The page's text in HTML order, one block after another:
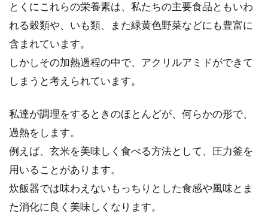
リジュベラックという言葉を聞いたことはあり
ますか？リジュベラックで体重が落ちたとか便
た美味しい炊き方を紹介
多くの方にとって、玄米は白米と比べると馴染
も白米と少...
とくにこれらの栄養素は、私たちの主要食品ともいわ
れる穀類や、いも類、また緑黄色野菜などにも豊富に
含まれています。
しかしその加熱過程の中で、アクリルアミドができて
しまうと考えられています。
私達が調理をするときのほとんどが、何らかの形で、
過熱をします。
例えば、玄米を美味しく食べる方法として、圧力釜を
用いることがあります。
炊飯器では味わえないもっちりとした食感や風味とま
た消化に良く美味しくなります。